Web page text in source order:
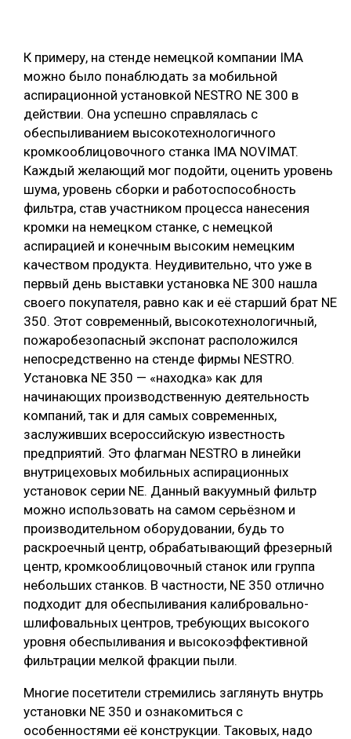
К примеру, на стенде немецкой компании IMA
можно было понаблюдать за мобильной
аспирационной установкой NESTRO NE 300 в
действии. Она успешно справлялась с
обеспыливанием высокотехнологичного
кромкооблицовочного станка IMA NOVIMAT.
Каждый желающий мог подойти, оценить уровень
шума, уровень сборки и работоспособность
фильтра, став участником процесса нанесения
кромки на немецком станке, с немецкой
аспирацией и конечным высоким немецким
качеством продукта. Неудивительно, что уже в
первый день выставки установка NE 300 нашла
своего покупателя, равно как и её старший брат NE
350. Этот современный, высокотехнологичный,
пожаробезопасный экспонат расположился
непосредственно на стенде фирмы NESTRO.
Установка NE 350 — «находка» как для
начинающих производственную деятельность
компаний, так и для самых современных,
заслуживших всероссийскую известность
предприятий. Это флагман NESTRO в линейки
внутрицеховых мобильных аспирационных
установок серии NE. Данный вакуумный фильтр
можно использовать на самом серьёзном и
производительном оборудовании, будь то
раскроечный центр, обрабатывающий фрезерный
центр, кромкооблицовочный станок или группа
небольших станков. В частности, NE 350 отлично
подходит для обеспыливания калибровально-
шлифовальных центров, требующих высокого
уровня обеспыливания и высокоэффективной
фильтрации мелкой фракции пыли.
Многие посетители стремились заглянуть внутрь
установки NE 350 и ознакомиться с
особенностями её конструкции. Таковых, надо